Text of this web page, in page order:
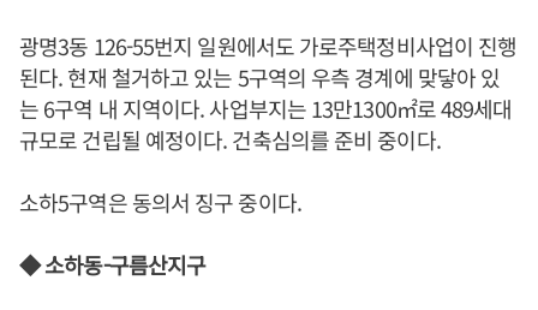
광명3동 126-55번지 일원에서도 가로주택정비사업이 진행
된다. 현재 철거하고 있는 5구역의 우측 경계에 맞닿아 있
는 6구역 내 지역이다. 사업부지는 13만1300㎡로 489세대
규모로 건립될 예정이다. 건축심의를 준비 중이다.
소하5구역은 동의서 징구 중이다.
◆ 소하동-구름산지구